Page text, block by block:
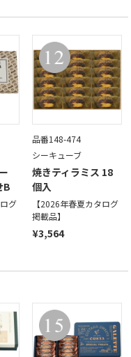
B
グ
品番148-474
シーキューブ
焼きティラミス 18
個入
【2026年春夏カタログ
掲載品】
¥3,564